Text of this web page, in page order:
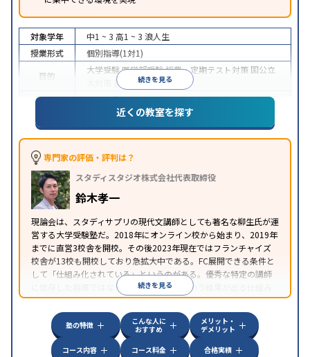
続きを見る
対象学年 中1 ~ 3 高1 ~ 3 浪人生
授業形式
個別指導(1対1)
目的
大学受験医学部受験授業・定期テスト対策 国公立
英検(英語検定)対策
中高一貫校生に対応授業の振替可能オンライン対
自習室あり
近くの教室を探す
専門家の評価・評判は？
スタディスタジオ株式会社代表取締役
鈴木孝一
現論会は、スタディサプリの現代文講師としても著名な柳生氏が運
営する大学受験塾だ。2018年にオンライン校から始まり、2019年
までに直営3校舎を開校。その後2023年現在ではフランチャイズ
校舎が13校も開校しており急拡大中である。FC展開できる条件と
して「仕組み化されている」というのがある。優秀な特定の講師
に依存した指導ではなく、大学受験合格という結果が出る仕組み
が、現論会ではすでに構築できているということが読み取れる。
続きを見る
塾の特徴
こんな人に
おすすめ
メリット・
デメリット
コース内容
コース料金 合格実績